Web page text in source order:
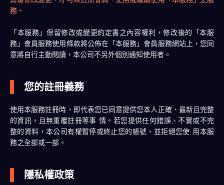
務。
「本服務」保留修改或變更約定書之內容權利，修改後的「本服
務」會員服務使用條款將公佈在「本服務」會員服務網站上，您同
意將自行主動閱讀，本公司不另外個別通知使用者。
您的註冊義務
使用本服務註冊時，即代表您已同意提供您本人正確、最新且完整
的資訊，且無重覆註冊等事 情。若您提供任何錯誤、不實或不完
整的資料，本公司有權暫停或終止您的帳號，並拒絕您使 用本服
務之全部或一部。
隱私權政策